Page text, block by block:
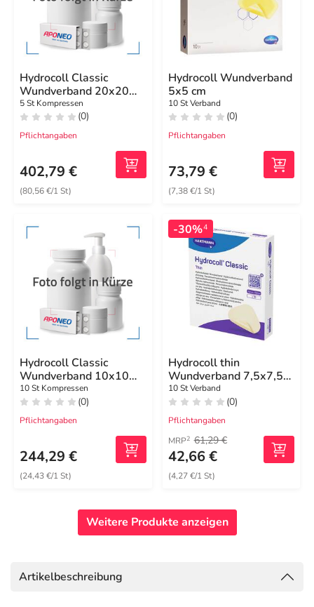
Hydrocoll Classic
Wundverband 20x20
cm
5 St Kompressen
(0)
Pflichtangaben
402,79 €
(80,56 €/1 St)
Hydrocoll Wundverband
5x5 cm
10 St Verband
(0)
Pflichtangaben
73,79 €
(7,38 €/1 St)
Hydrocoll Classic
Wundverband 10x10
cm
10 St Kompressen
(0)
Pflichtangaben
244,29 €
(24,43 €/1 St)
-30%4
Hydrocoll thin
Wundverband 7,5x7,5
cm
10 St Verband
(0)
Pflichtangaben
MRP2 61,29 €
42,66 €
(4,27 €/1 St)
Weitere Produkte anzeigen
Artikelbeschreibung